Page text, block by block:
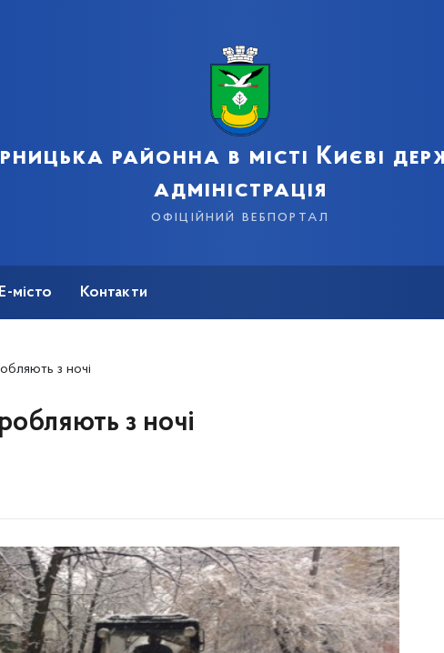
районна в місті Києві
адміністрація
офіційний вебпортал
Е-місто Контакти
з ночі
з ночі